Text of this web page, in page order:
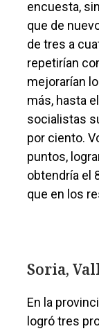
encuesta,
que de
de tres a
repetirían
mejorarían
más, hasta
socialistas
por ciento.
puntos,
obtendría el
que en los
Soria,
En la
logró tres